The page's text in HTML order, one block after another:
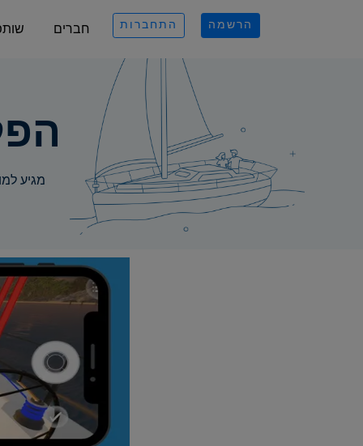
חברים התחברות הרשמה